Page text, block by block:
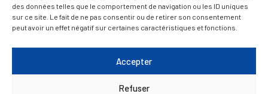
des données telles que le comportement de navigation ou les ID uniques
sur ce site. Le fait de ne pas consentir ou de retirer son consentement
peut avoir un effet négatif sur certaines caractéristiques et fonctions.
Accepter
Refuser
exigeant [...]